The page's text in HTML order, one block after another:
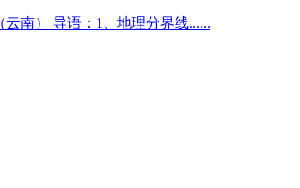
南） 导语：1、地理分界线......